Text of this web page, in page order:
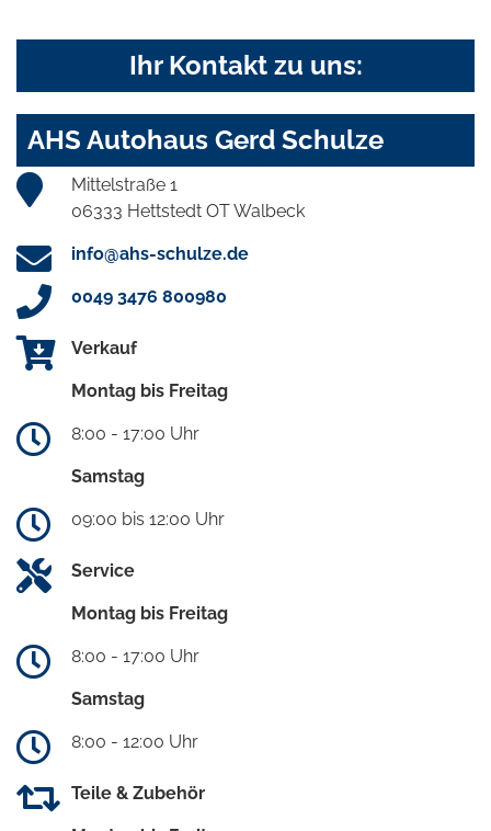
Ihr Kontakt zu uns:
AHS Autohaus Gerd Schulze
Mittelstraße 1
06333 Hettstedt OT Walbeck
info@ahs-schulze.de
0049 3476 800980
Verkauf
Montag bis Freitag
8:00 - 17:00 Uhr
Samstag
09:00 bis 12:00 Uhr
Service
Montag bis Freitag
8:00 - 17:00 Uhr
Samstag
8:00 - 12:00 Uhr
Teile & Zubehör